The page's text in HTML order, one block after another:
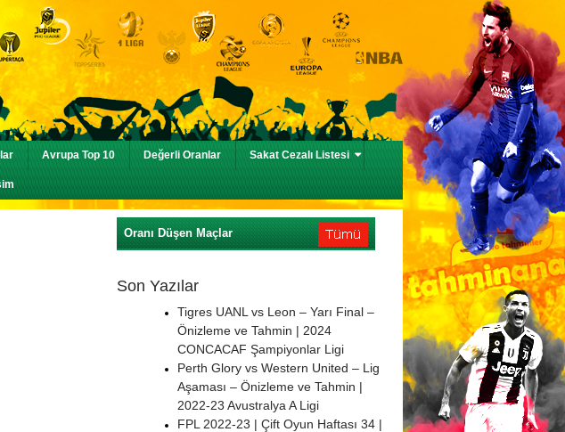
Avrupa Top 10 Değerli Oranlar Sakat Cezalı Listesi
Oranı Düşen Maçlar
Son Yazılar
Tigres UANL vs Leon – Yarı Final –
Önizleme ve Tahmin | 2024
CONCACAF Şampiyonlar Ligi
Perth Glory vs Western United – Lig
Aşaması – Önizleme ve Tahmin |
2022-23 Avustralya A Ligi
FPL 2022-23 | Çift Oyun Haftası 34 |